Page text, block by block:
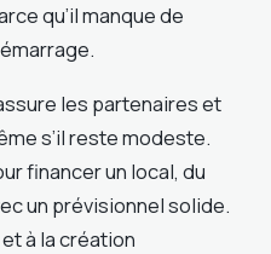
qu’il manque de
les partenaires et
s’il reste modeste.
financer un local, du
un prévisionnel solide.
à la création